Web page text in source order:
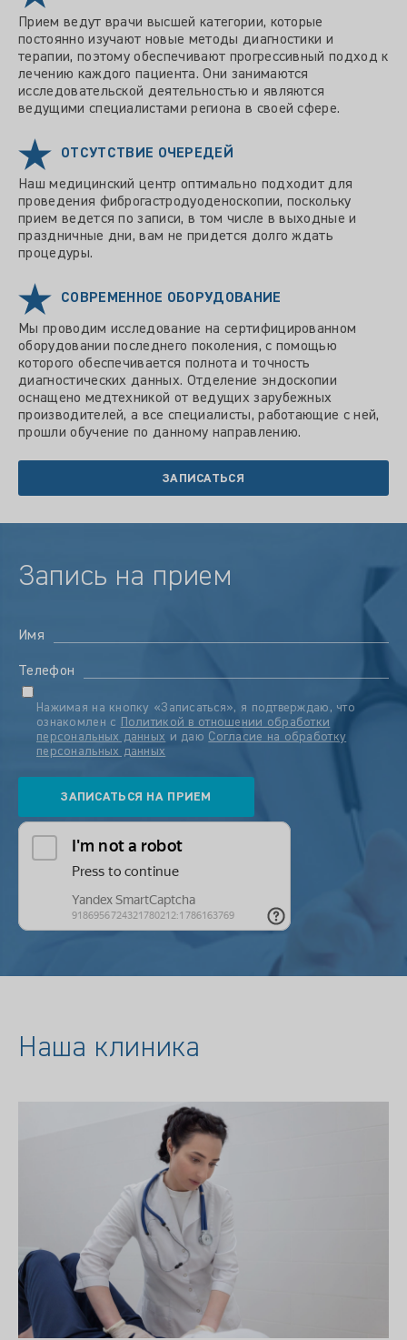
Прием ведут врачи высшей категории, которые
постоянно изучают новые методы диагностики и
терапии, поэтому обеспечивают прогрессивный подход к
лечению каждого пациента. Они занимаются
исследовательской деятельностью и являются
ведущими специалистами региона в своей сфере.
ОТСУТСТВИЕ ОЧЕРЕДЕЙ
Наш медицинский центр оптимально подходит для
проведения фиброгастродуоденоскопии, поскольку
прием ведется по записи, в том числе в выходные и
праздничные дни, вам не придется долго ждать
процедуры.
СОВРЕМЕННОЕ ОБОРУДОВАНИЕ
Мы проводим исследование на сертифицированном
оборудовании последнего поколения, с помощью
которого обеспечивается полнота и точность
диагностических данных. Отделение эндоскопии
оснащено медтехникой от ведущих зарубежных
производителей, а все специалисты, работающие с ней,
прошли обучение по данному направлению.
ЗАПИСАТЬСЯ
Запись на прием
Имя
Телефон
Нажимая на кнопку «Записаться», я подтверждаю, что
ознакомлен с
Политикой в отношении обработки
персональных данных и даю Согласие на обработку
персональных данных
Наша клиника